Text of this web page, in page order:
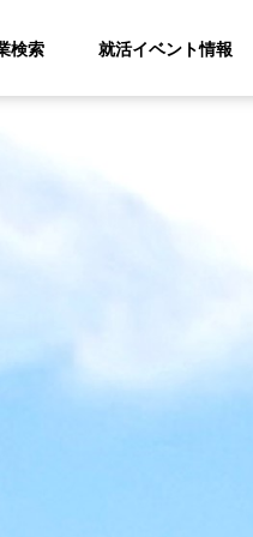
検索 就活イベント情報